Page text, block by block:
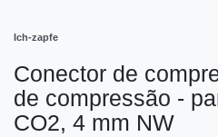
Ich-zapfe
Conector de
de compressão -
CO2, 4 mm NW